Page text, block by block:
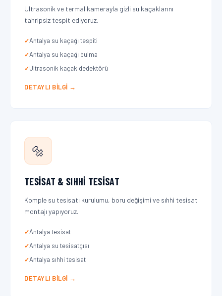
Ultrasonik ve termal kamerayla gizli su kaçaklarını
tahripsiz tespit ediyoruz.
Antalya su kaçağı tespiti
Antalya su kaçağı bulma
Ultrasonik kaçak dedektörü
DETAYLI BILGI →
🔩
TESISAT & SIHHI TESISAT
Komple su tesisatı kurulumu, boru değişimi ve sıhhi tesisat
montajı yapıyoruz.
Antalya tesisat
Antalya su tesisatçısı
Antalya sıhhi tesisat
DETAYLI BILGI →